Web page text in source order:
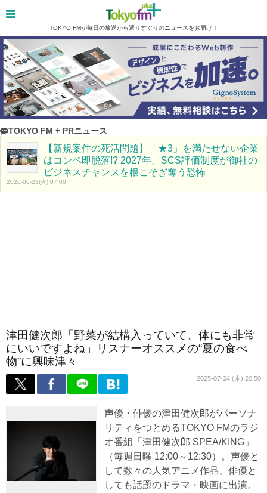
TOKYO FMが毎日の放送から選りすぐりのニュースをお届け！
TOKYO FM + PRニュース
【新規案件の死活問題】「★3」を満たせない企業
はコンペ即脱落!? 2027年、SCS評価制度が御社の
ビジネスチャンスを根こそぎ奪う恐怖
2026-06-23(火) 07:00
津田健次郎「野菜が結構入っていて、体にも非常
にいいですよね」リスナーオススメの“夏の食べ
物”に興味津々
2025-07-24 (木) 20:50
声優・俳優の津田健次郎がパーソナ
リティをつとめるTOKYO FMのラジ
オ番組「津田健次郎 SPEA/KING」
（毎週日曜 12:00～12:30）。声優と
して数々の人気アニメ作品、俳優と
しても話題のドラマ・映画に出演。